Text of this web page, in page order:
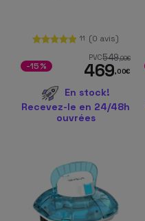
11 (0 avis)
PVC549,00€
469,00€
-15%
En stock!
Recevez-le en 24/48h
ouvrées